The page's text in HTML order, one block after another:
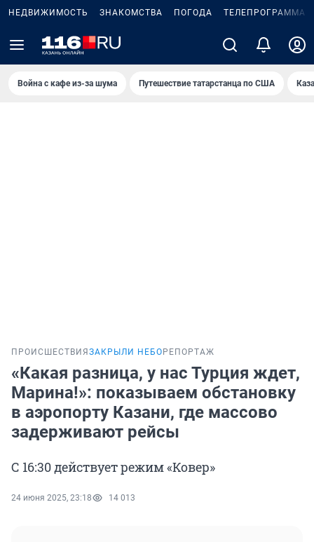
НЕДВИЖИМОСТЬ ЗНАКОМСТВА ПОГОДА ТЕЛЕПРОГРАММА
Война с кафе из-за шума Путешествие татарстанца по США
ПРОИСШЕСТВИЯ ЗАКРЫЛИ НЕБО РЕПОРТАЖ
«Какая разница, у нас Турция ждет,
Марина!»: показываем обстановку
в аэропорту Казани, где массово
задерживают рейсы
С 16:30 действует режим «Ковер»
24 июня 2025, 23:18 14 013